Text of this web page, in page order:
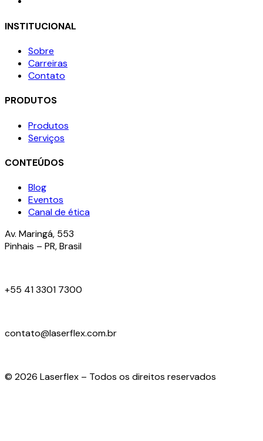
INSTITUCIONAL
Sobre
Carreiras
Contato
PRODUTOS
Produtos
Serviços
CONTEÚDOS
Blog
Eventos
Canal de ética
Av. Maringá, 553
Pinhais – PR, Brasil
+55 41 3301 7300
contato@laserflex.com.br
© 2026 Laserflex – Todos os direitos reservados